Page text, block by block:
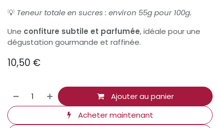
💡 Teneur totale en sucres : environ 55g pour 100g.
Une confiture subtile et parfumée, idéale pour une
dégustation gourmande et raffinée.
10,50 €
Ajouter au panier
Acheter maintenant